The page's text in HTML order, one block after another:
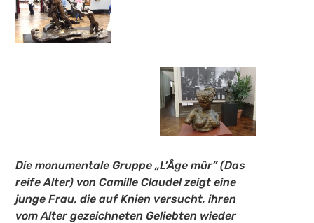
Die monumentale Gruppe „L’Âge mûr” (Das
reife Alter) von Camille Claudel zeigt eine
junge Frau, die auf Knien versucht, ihren
vom Alter gezeichneten Geliebten wieder